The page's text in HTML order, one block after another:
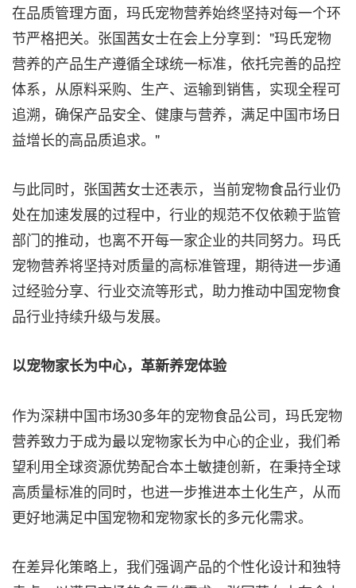
在品质管理方面，玛氏宠物营养始终坚持对每一个环
节严格把关。张国茜女士在会上分享到："玛氏宠物
营养的产品生产遵循全球统一标准，依托完善的品控
体系，从原料采购、生产、运输到销售，实现全程可
追溯，确保产品安全、健康与营养，满足中国市场日
益增长的高品质追求。"
与此同时，张国茜女士还表示，当前宠物食品行业仍
处在加速发展的过程中，行业的规范不仅依赖于监管
部门的推动，也离不开每一家企业的共同努力。玛氏
宠物营养将坚持对质量的高标准管理，期待进一步通
过经验分享、行业交流等形式，助力推动中国宠物食
品行业持续升级与发展。
以宠物家长为中心，革新养宠体验
作为深耕中国市场30多年的宠物食品公司，玛氏宠物
营养致力于成为最以宠物家长为中心的企业，我们希
望利用全球资源优势配合本土敏捷创新，在秉持全球
高质量标准的同时，也进一步推进本土化生产，从而
更好地满足中国宠物和宠物家长的多元化需求。
在差异化策略上，我们强调产品的个性化设计和独特